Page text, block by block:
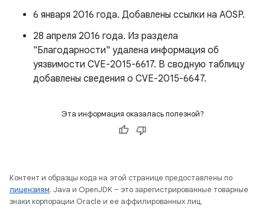
6 января 2016 года. Добавлены ссылки на AOSP.
28 апреля 2016 года. Из раздела
"Благодарности" удалена информация об
уязвимости CVE-2015-6617. В сводную таблицу
добавлены сведения о CVE-2015-6647.
Эта информация оказалась полезной?
Контент и образцы кода на этой странице предоставлены по
лицензиям. Java и OpenJDK – это зарегистрированные товарные
знаки корпорации Oracle и ее аффилированных лиц.